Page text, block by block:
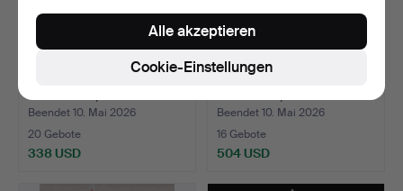
CARL JOHAN DE GEER.
Beendet 10. Mai 2026
20 Gebote
338 USD
BRITTA MARAKATT-LABBA.
Beendet 10. Mai 2026
16 Gebote
504 USD
Cookie-Einstellungen
Alle akzeptieren